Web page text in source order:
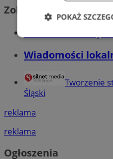
Zobacz również
Wiadomości
Tworzenie
Śląski
reklama
reklama
Ogłoszenia
POKAŻ
Niezbędne